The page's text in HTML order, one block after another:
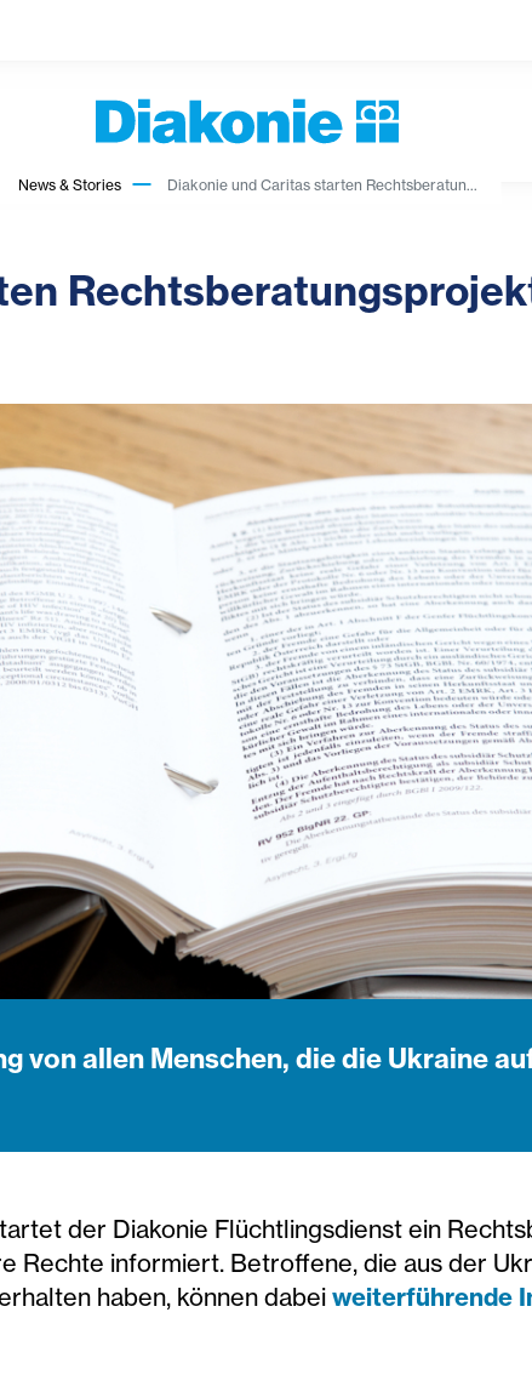
News & Stories Diakonie und Caritas starten Rechtsberatun...
von allen Menschen, die die Ukraine
der Diakonie Flüchtlingsdienst ein
Rechte informiert. Betroffene, die aus der
haben, können dabeiweiterführende